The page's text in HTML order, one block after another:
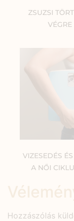
ZSUZSI
VIZESEDÉS
A NŐI
Hozzászólás